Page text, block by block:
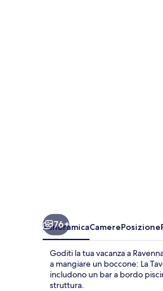
76+
PanoramicaCamerePosizione
Goditi la tua vacanza a
a mangiare un boccone: La
includono un bar a bordo
struttura.